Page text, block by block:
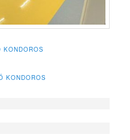
KONDOROS
KONDOROS